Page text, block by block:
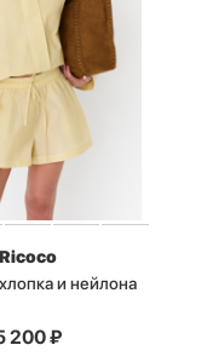
Ricoco
и нейлона
200₽